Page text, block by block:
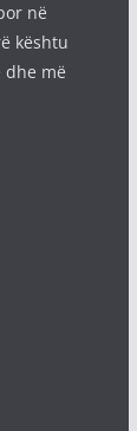
në
kështu
më